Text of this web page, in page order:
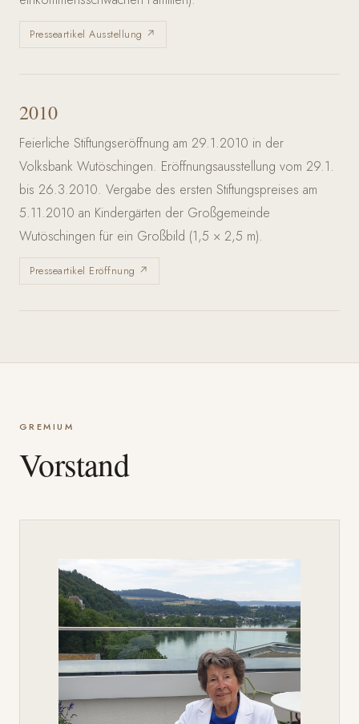
Presseartikel Ausstellung ↗
2010
Feierliche Stiftungseröffnung am 29.1.2010 in der
Volksbank Wutöschingen. Eröffnungsausstellung vom 29.1.
bis 26.3.2010. Vergabe des ersten Stiftungspreises am
5.11.2010 an Kindergärten der Großgemeinde
Wutöschingen für ein Großbild (1,5 × 2,5 m).
Presseartikel Eröffnung ↗
GREMIUM
Vorstand